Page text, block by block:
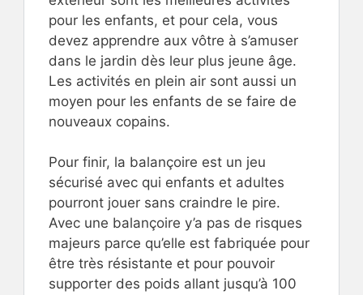
pour les enfants, et pour cela, vous
devez apprendre aux vôtre à s’amuser
dans le jardin dès leur plus jeune âge.
Les activités en plein air sont aussi un
moyen pour les enfants de se faire de
nouveaux copains.
Pour finir, la balançoire est un jeu
sécurisé avec qui enfants et adultes
pourront jouer sans craindre le pire.
Avec une balançoire y’a pas de risques
majeurs parce qu’elle est fabriquée pour
être très résistante et pour pouvoir
supporter des poids allant jusqu’à 100